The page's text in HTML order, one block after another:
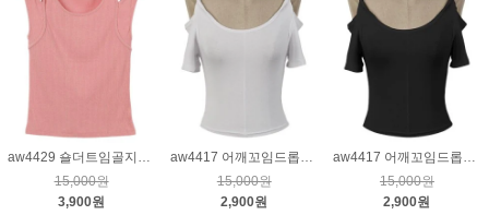
aw4429 숄더트임골지나시티_핑크
15,000원
3,900원
aw4417 어깨꼬임드롭슬리브티_크림
15,000원
2,900원
aw4417 어깨꼬임드롭슬리브티_블랙
15,000원
2,900원